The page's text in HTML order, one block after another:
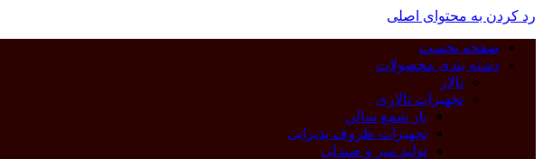
رد کردن به محتوای اصلی
صفحه نخست
دسته بندی محصولات
تالار
تجهیزات تالاری
بار شمع سالن
تجهیزات ظروف پذیرایی
تولید میز و صندلی